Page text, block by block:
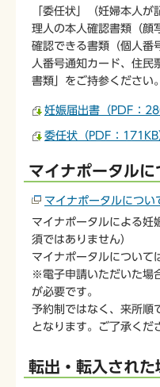
「委任状」（妊婦本人
理人の本人確認書類（顔
確認できる書類（個人番
人番号通知カード、住民
書類」をご持参ください。
妊娠届出書（PDF：
委任状（PDF：171KB
マイナポータルに
マイナポータルについ
マイナポータルによる妊
須ではありません）
マイナポータルについて
※電子申請いただいた場
が必要です。
予約制ではなく、来所順
となります。ご了承くだ
転出・転入された